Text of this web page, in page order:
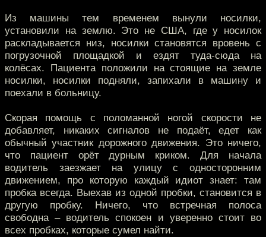
Из машины тем временем вынули носилки,
установили на землю. Это не США, где у носилок
раскладывается низ, носилки становятся вровень с
погрузочной площадкой и ездят туда-сюда на
колёсах. Пациента положили на стоящие на земле
носилки, носилки подняли, запихали в машину и
поехали в больницу.
Скорая помощь с поломанной ногой скорости не
добавляет, никаких сигналов не подаёт, едет как
обычный участник дорожного движения. Это ничего,
что пациент орёт дурным криком. Для начала
водитель заезжает на улицу с односторонним
движением, про которую каждый идиот знает: там
пробка всегда. Выехав из одной пробки, становится в
другую пробку. Ничего, что встречная полоса
свободна – водитель спокоен и уверенно стоит во
всех пробках, которые сумел найти.